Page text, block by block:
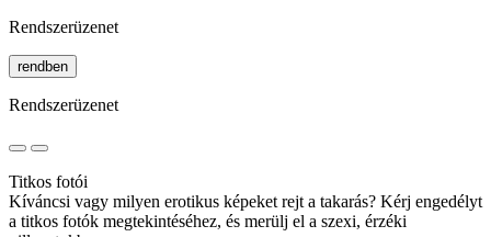
Rendszerüzenet
rendben
Rendszerüzenet
Titkos fotói
Kíváncsi vagy milyen erotikus képeket rejt a takarás? Kérj engedélyt
a titkos fotók megtekintéséhez, és merülj el a szexi, érzéki